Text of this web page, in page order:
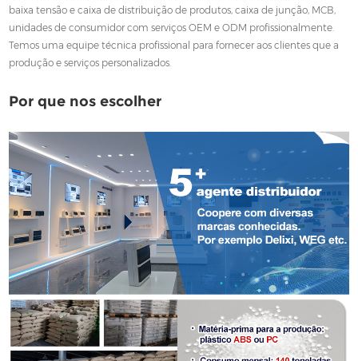
baixa tensão e caixa de distribuição de produtos, caixa de junção, MCB,
unidades de consumidor com serviços OEM e ODM profissionalmente.
Temos uma equipe técnica profissional para fornecer aos clientes que a
produção e serviços personalizados.
Por que nos escolher